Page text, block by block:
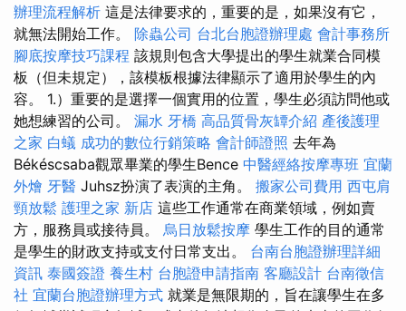
辦理流程解析 這是法律要求的，重要的是，如果沒有它，
就無法開始工作。 除蟲公司 台北台胞證辦理處 會計事務所
腳底按摩技巧課程 該規則包含大學提出的學生就業合同模
板（但未規定），該模板根據法律顯示了適用於學生的內
容。 1.）重要的是選擇一個實用的位置，學生必須訪問他或
她想練習的公司。 漏水 牙橋 高品質骨灰罈介紹 產後護理
之家 白蟻 成功的數位行銷策略 會計師證照 去年為
Békéscsaba觀眾畢業的學生Bence 中醫經絡按摩專班 宜蘭
外燴 牙醫 Juhsz扮演了表演的主角。 搬家公司費用 西屯肩
頸放鬆 護理之家 新店 這些工作通常在商業領域，例如賣
方，服務員或接待員。 烏日放鬆按摩 學生工作的目的通常
是學生的財政支持或支付日常支出。 台南台胞證辦理詳細
資訊 泰國簽證 養生村 台胞證申請指南 客廳設計 台南徵信
社 宜蘭台胞證辦理方式 就業是無限期的，旨在讓學生在多